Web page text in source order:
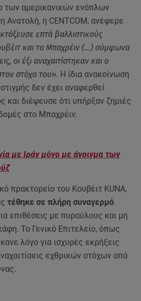
των αμερικανικών ενόπλων
Ανατολή, η CENTCOM, ανέφερε
επτά βαλλιστικούς
και το Μπαχρέιν (…) σύμφωνα
οι έξι αναχαιτίστηκαν και ο
στόχο του». Η ίδια ανακοίνωση
δεν έχει αναφερθεί
και διέψευσε ότι υπήρξαν ζημιές
στο Μπαχρέιν.
με Ιράν μόνο με άνοιγμα των
πρακτορείο του Κουβέιτ KUNA,
τέθηκε σε πλήρη συναγερμό
επιθέσεις με πυραύλους και μη
Το Γενικό Επιτελείο, όπως
λόγο για ισχυρές εκρήξεις
εχθρικών στόχων από